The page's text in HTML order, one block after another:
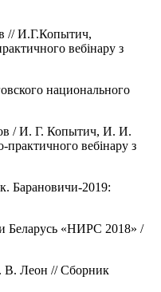
// И.Г.Копытич,
вебінару з
национального
/ И. Г. Копытич, И. И.
практичного вебінару з
Барановичи-2019:
Беларусь «НИРС 2018» /
В. Леон // Сборник